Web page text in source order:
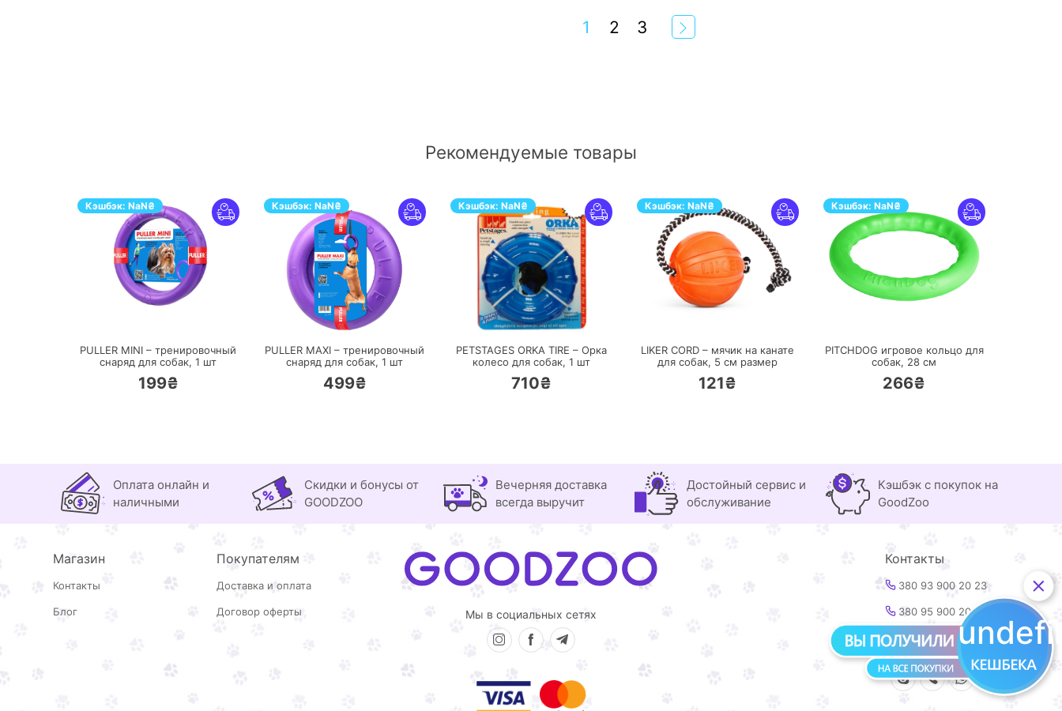
1 2 3
Рекомендуемые товары
Кэшбэк: NaN₴
PULLER MINI – тренировочный
снаряд для собак, 1 шт
199₴
Кэшбэк: NaN₴
ПЕРЕЙТИ
PULLER MAXI – тренировочный
снаряд для собак, 1 шт
499₴
Кэшбэк: NaN₴
ПЕРЕЙТИ
PETSTAGES ORKA TIRE – Орка
колесо для собак, 1 шт
710₴
Кэшбэк: NaN₴
LIKER CORD – мячик на канате
для собак, 5 см размер
121₴
Кэшбэк: NaN₴
PITCHDOG игровое кольцо для
собак, 28 см
266₴
Оплата онлайн и
наличными
Скидки и бонусы от
GOODZOO
Вечерняя доставка
всегда выручит
Достойный сервис и
обслуживание
Кэшбэк с покупок на
GoodZoo
Магазин
Контакты
Блог
Покупателям
Доставка и оплата
Договор оферты Мы в социальных сетях
Контакты
380 93 900 20 23
380 95 900 20 23
info@goodzoo.com.ua